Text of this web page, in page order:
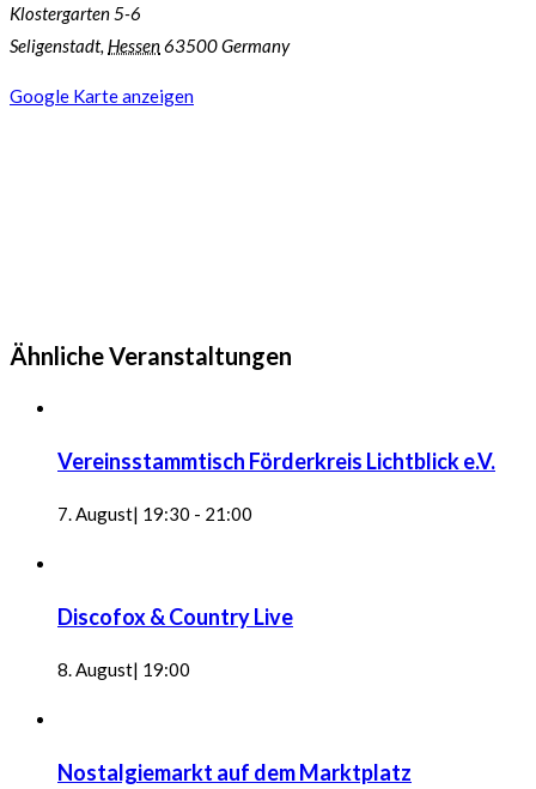
Klostergarten 5-6
Seligenstadt, Hessen63500Germany
Google Karte anzeigen
Ähnliche Veranstaltungen
Vereinsstammtisch Förderkreis Lichtblick e.V.
7. August| 19:30 - 21:00
Discofox & Country Live
8. August| 19:00
Nostalgiemarkt auf dem Marktplatz